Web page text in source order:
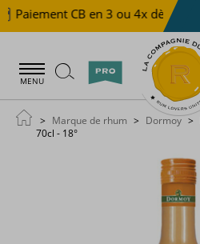
Paiement CB en 3 ou 4x dès 100 €
MENU
Marque de rhum Dormoy
70cl - 18°